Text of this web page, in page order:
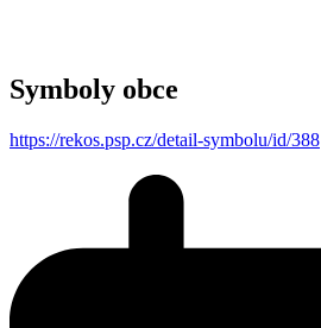
Symboly obce
https://rekos.psp.cz/detail-symbolu/id/388